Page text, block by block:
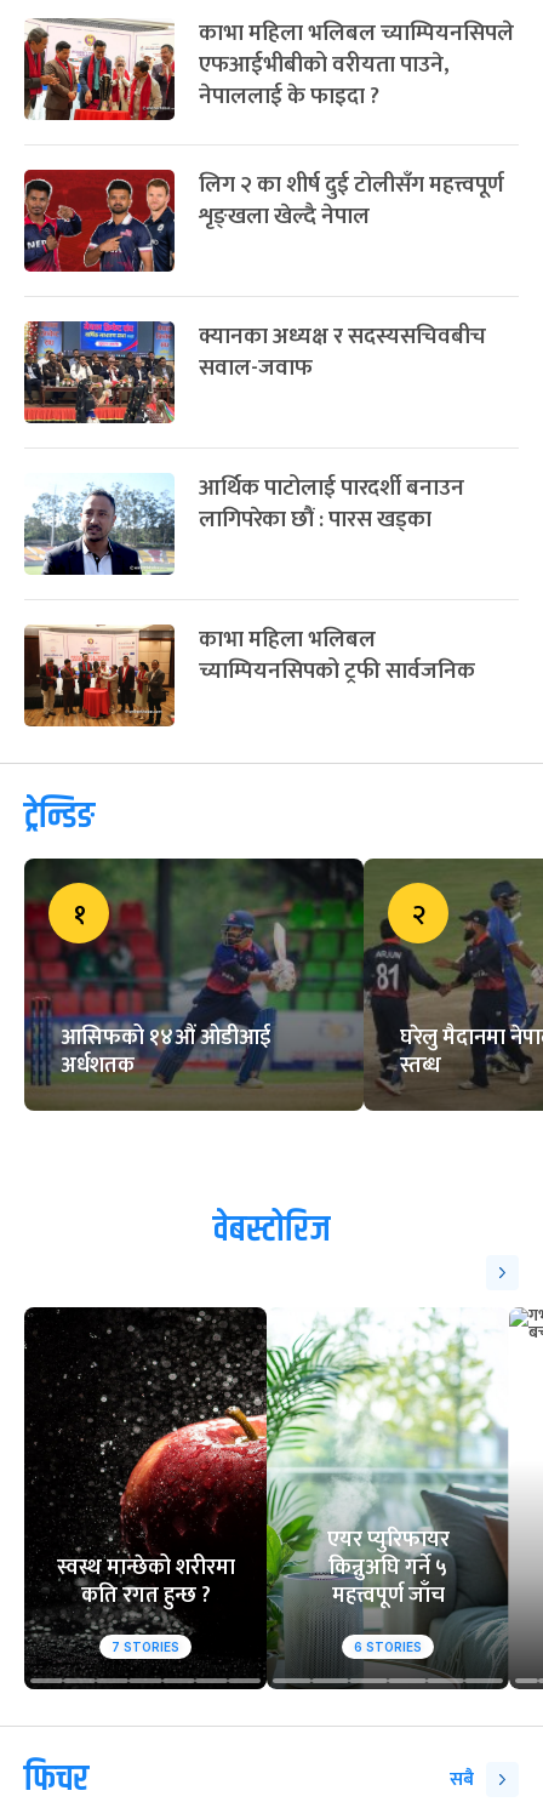
काभा महिला भलिबल च्याम्पियनसिपले
एफआईभीबीको वरीयता पाउने,
नेपाललाई के फाइदा ?
लिग २ का शीर्ष दुई टोलीसँग महत्त्वपूर्ण
शृङ्खला खेल्दै नेपाल
क्यानका अध्यक्ष र सदस्यसचिवबीच
सवाल-जवाफ
आर्थिक पाटोलाई पारदर्शी बनाउन
लागिपरेका छौं : पारस खड्का
काभा महिला भलिबल
च्याम्पियनसिपको ट्रफी सार्वजनिक
ट्रेन्डिङ
१
आसिफको १४औं ओडीआई
अर्धशतक
२
घरेलु मैदानमा
स्तब्ध
वेबस्टोरिज
स्वस्थ मान्छेको शरीरमा
कति रगत हुन्छ ?
7 STORIES
एयर प्युरिफायर
किन्नुअघि गर्ने ५
महत्त्वपूर्ण जाँच
6 STORIES
फिचर सबै